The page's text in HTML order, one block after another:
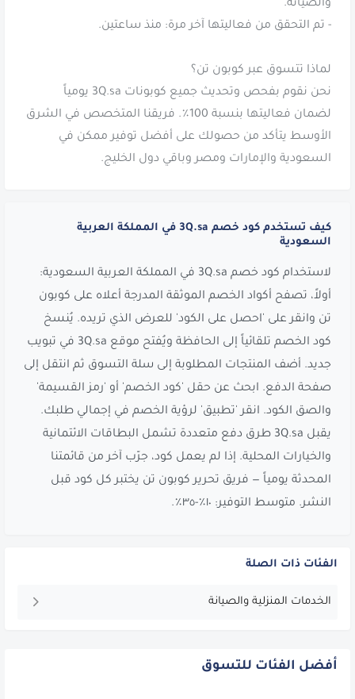
نحن نقوم بفحص وتحديث جميع كوبونات 3Q.sa يومياً
لضمان فعاليتها بنسبة 100٪. فريقنا المتخصص في الشرق
الأوسط يتأكد من حصولك على أفضل توفير ممكن في
السعودية والإمارات ومصر وباقي دول الخليج.
كيف تستخدم كود خصم 3Q.sa في المملكة العربية
السعودية
لاستخدام كود خصم 3Q.sa في المملكة العربية السعودية:
أولاً، تصفح أكواد الخصم الموثقة المدرجة أعلاه على كوبون
تن وانقر على 'احصل على الكود' للعرض الذي تريده. يُنسخ
كود الخصم تلقائياً إلى الحافظة ويُفتح موقع 3Q.sa في تبويب
جديد. أضف المنتجات المطلوبة إلى سلة التسوق ثم انتقل إلى
صفحة الدفع. ابحث عن حقل 'كود الخصم' أو 'رمز القسيمة'
والصق الكود. انقر 'تطبيق' لرؤية الخصم في إجمالي طلبك.
يقبل 3Q.sa طرق دفع متعددة تشمل البطاقات الائتمانية
والخيارات المحلية. إذا لم يعمل كود، جرّب آخر من قائمتنا
المحدثة يومياً — فريق تحرير كوبون تن يختبر كل كود قبل
النشر. متوسط التوفير: ١٠٪-٣٥٪.
الفئات ذات الصلة
الخدمات المنزلية والصيانة
أفضل الفئات للتسوق